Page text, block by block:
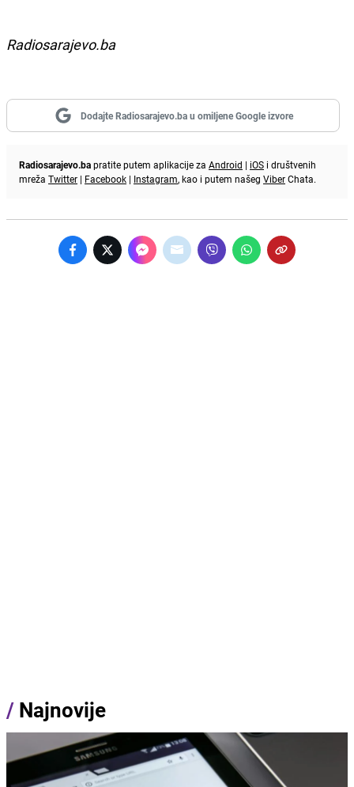
Radiosarajevo.ba
Dodajte Radiosarajevo.ba u omiljene Google izvore
Radiosarajevo.bapratite putem aplikacije za Android | iOS i društvenih
mreža Twitter | Facebook | Instagram, kao i putem našeg ViberChata.
/ Najnovije